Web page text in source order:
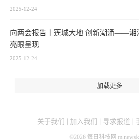
2025-12-24
向两会报告丨莲城大地 创新潮涌——湘
亮眼呈现
2025-12-24
加载更多
关于我们 加入我们 寻求报道
©2026 每日科技网